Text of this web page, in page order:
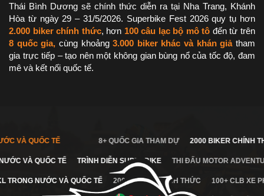
Thái Bình Dương sẽ chính thức diễn ra tại Nha Trang, Khánh
Hòa từ ngày 29 – 31/5/2026. Superbike Fest 2026 quy tụ hơn
2.000 biker chính thức, hơn 100 câu lạc bộ mô tô đến từ trên
8 quốc gia, cùng khoảng3.000 biker khác và khán giảtham
gia trực tiếp – tạo nên một không gian bùng nổ của tốc độ, đam
mê và kết nối quốc tế.
NƯỚC VÀ QUỐC TẾ 8+ QUỐC GIA THAM DỰ 2000 BIKER
VÀ QUỐC TẾ TRÌNH DIỄN SUPERBIKETHI ĐẤU MOTOR
PKL TRONG NƯỚC VÀ QUỐC TẾ2000 BIKER CHÍNH THỨC 100+ CLB